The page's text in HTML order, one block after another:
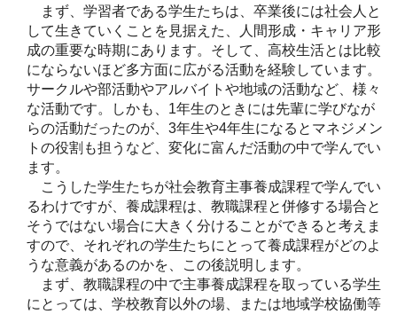
まず、学習者である学生たちは、卒業後には社会人と
して生きていくことを見据えた、人間形成・キャリア形
成の重要な時期にあります。そして、高校生活とは比較
にならないほど多方面に広がる活動を経験しています。
サークルや部活動やアルバイトや地域の活動など、様々
な活動です。しかも、1年生のときには先輩に学びなが
らの活動だったのが、3年生や4年生になるとマネジメン
トの役割も担うなど、変化に富んだ活動の中で学んでい
ます。
こうした学生たちが社会教育主事養成課程で学んでい
るわけですが、養成課程は、教職課程と併修する場合と
そうではない場合に大きく分けることができると考えま
すので、それぞれの学生たちにとって養成課程がどのよ
うな意義があるのかを、この後説明します。
まず、教職課程の中で主事養成課程を取っている学生
にとっては、学校教育以外の場、または地域学校協働等